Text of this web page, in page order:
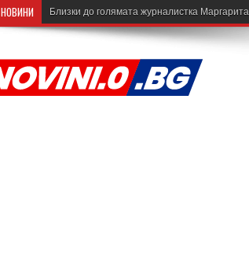
Близки до голямата журналистка